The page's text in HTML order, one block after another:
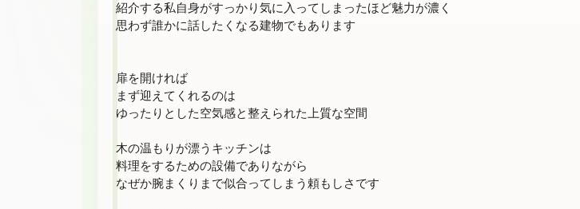
紹介する私自身がすっかり気に入ってしまったほど魅力が濃く
思わず誰かに話したくなる建物でもあります
扉を開ければ
まず迎えてくれるのは
ゆったりとした空気感と整えられた上質な空間
木の温もりが漂うキッチンは
料理をするための設備でありながら
なぜか腕まくりまで似合ってしまう頼もしさです